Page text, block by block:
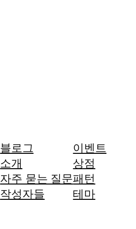
블로그
소개
자주 묻는 질문
작성자들
이벤트
상점
패턴
테마